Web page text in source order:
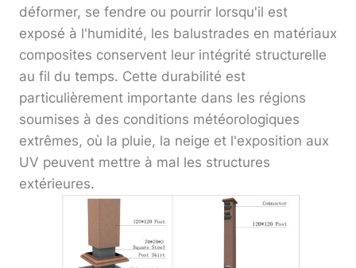
déformer, se fendre ou pourrir lorsqu'il est
exposé à l'humidité, les balustrades en matériaux
composites conservent leur intégrité structurelle
au fil du temps. Cette durabilité est
particulièrement importante dans les régions
soumises à des conditions météorologiques
extrêmes, où la pluie, la neige et l'exposition aux
UV peuvent mettre à mal les structures
extérieures.